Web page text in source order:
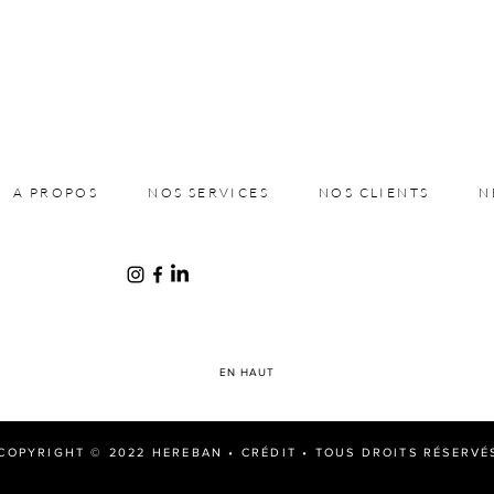
A PROPOS NOS SERVICES NOS CLIENTS
EN HAUT
© 2022 HEREBAN • CRÉDIT• TOUS DROITS